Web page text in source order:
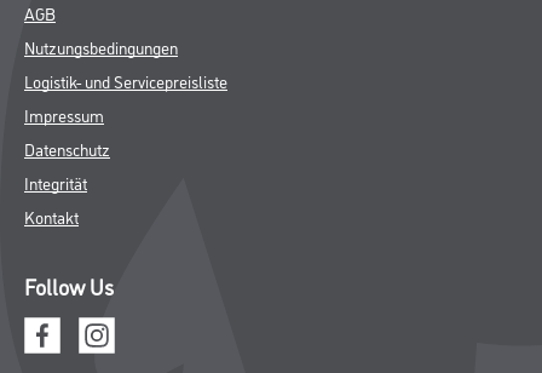
AGB
Nutzungsbedingungen
Logistik- und Servicepreisliste
Impressum
Datenschutz
Integrität
Kontakt
Follow Us